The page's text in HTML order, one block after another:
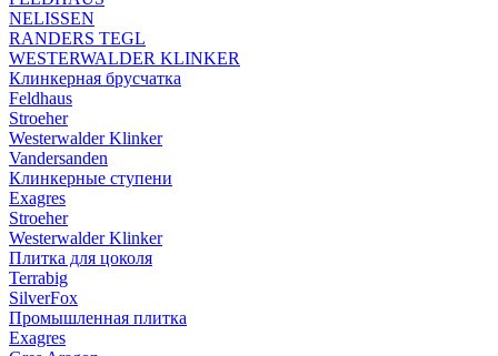
NELISSEN
RANDERS TEGL
WESTERWALDER KLINKER
Клинкерная брусчатка
Feldhaus
Stroeher
Westerwalder Klinker
Vandersanden
Клинкерные ступени
Exagres
Stroeher
Westerwalder Klinker
Плитка для цоколя
Terrabig
SilverFox
Промышленная плитка
Exagres